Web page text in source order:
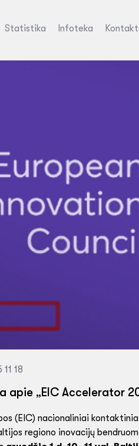
Statistika Infoteka
18
apie „EIC Accelerator
(EIC) nacionaliniai
regiono inovacijų